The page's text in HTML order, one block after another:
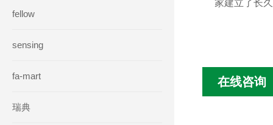
fellow
sensing
fa-mart
瑞典
家建立了长
在线咨询